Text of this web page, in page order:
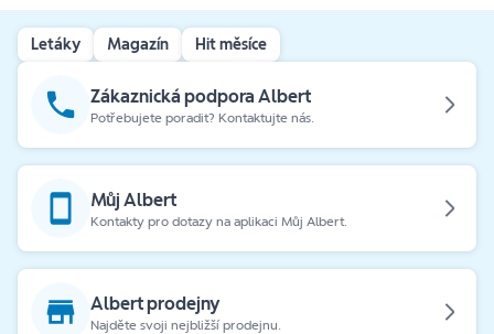
Letáky Magazín Hit měsíce
Zákaznická podpora Albert
Potřebujete poradit? Kontaktujte nás.
Můj Albert
Kontakty pro dotazy na aplikaci Můj Albert.
Albert prodejny
Najděte svoji nejbližší prodejnu.